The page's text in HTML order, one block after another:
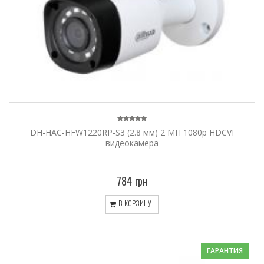
DH-HAC-HFW1220RP-S3 (2.8 мм) 2 МП 1080p HDCVI
видеокамера
784 грн
В КОРЗИНУ
ГАРАНТИЯ